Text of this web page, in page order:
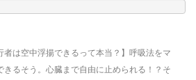
者は空中浮揚できるって本当？】呼吸法をマ
きるそう。心臓まで自由に止められる！？そ